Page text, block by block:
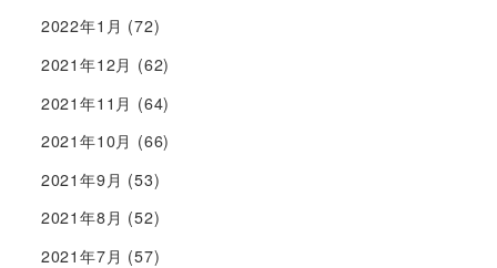
2022年1月 (72)
2021年12月 (62)
2021年11月 (64)
2021年10月 (66)
2021年9月 (53)
2021年8月 (52)
2021年7月 (57)